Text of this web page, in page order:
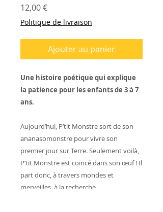
12,00 €Prix
Politique de livraison
Ajouter au panier
Une histoire poétique qui explique
la patience pour les enfants de 3 à 7
ans.
Aujourd’hui, P’tit Monstre sort de son
ananasomonstre pour vivre son
premier jour sur Terre. Seulement voilà,
P’tit Monstre est coincé dans son œuf ! Il
part donc, à travers mondes et
merveilles, à la recherche